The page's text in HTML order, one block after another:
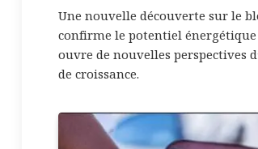
Une nouvelle découverte sur le
confirme le potentiel énergétique
ouvre de nouvelles perspectives
de croissance.